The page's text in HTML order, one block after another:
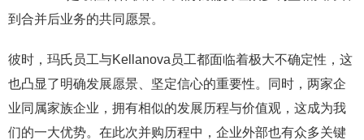
到合并后业务的共同愿景。
彼时，玛氏员工与Kellanova员工都面临着极大不确定性，这
也凸显了明确发展愿景、坚定信心的重要性。同时，两家企
业同属家族企业，拥有相似的发展历程与价值观，这成为我
们的一大优势。在此次并购历程中，企业外部也有众多关键